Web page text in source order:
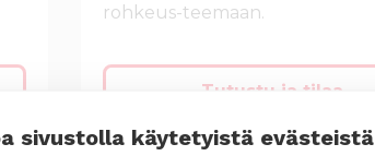
sivustolla käytetyistä evästeistä
rohkeus-teemaan.
Tutustu ja tilaa